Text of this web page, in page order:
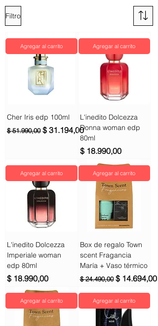
Filtro
Agregar al carrito
Cher Iris edp 100ml
Precio
$ 51.990,00 Precio de oferta
$ 31.194,00
Agregar al carrito
L'inedito Dolcezza
Donna woman edp
80ml
Precio
$ 18.990,00
Agregar al carrito
L'inedito Dolcezza
Imperiale woman
edp 80ml
Precio
$ 18.990,00
Agregar al carrito
Box de regalo Town
scent Fragancia
María + Vaso térmico
Precio
$ 24.490,00 Precio de
$ 14.694,00
Agregar al carrito Agregar al carrito